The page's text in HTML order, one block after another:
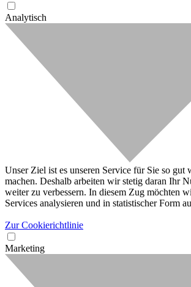
Analytisch
Unser Ziel ist es unseren Service für Sie so gut
machen. Deshalb arbeiten wir stetig daran Ihr
weiter zu verbessern. In diesem Zug möchten
Services analysieren und in statistischer Form
Zur Cookierichtlinie
Marketing